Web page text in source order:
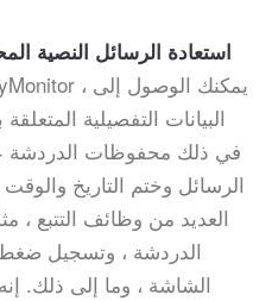
استعادة الرسائل النصية
البيانات التفصيلية
في ذلك محفوظات الدردشة
الرسائل وختم التاريخ
الدردشة ، وتسجيل
الشاشة ، وما إلى ذلك.